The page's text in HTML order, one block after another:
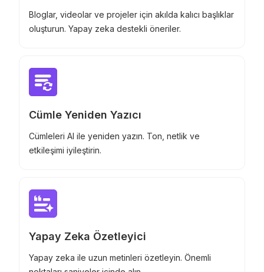
Bloglar, videolar ve projeler için akılda kalıcı başlıklar
oluşturun. Yapay zeka destekli öneriler.
Cümle Yeniden Yazıcı
Cümleleri AI ile yeniden yazın. Ton, netlik ve
etkileşimi iyileştirin.
Yapay Zeka Özetleyici
Yapay zeka ile uzun metinleri özetleyin. Önemli